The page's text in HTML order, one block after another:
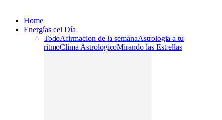
Home
Energías del Día
TodoAfirmacion de la semanaAstrologia a tu
ritmoClima AstrologicoMirando las Estrellas